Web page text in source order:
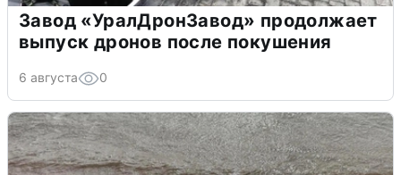
Завод «УралДронЗавод» продолжает
выпуск дронов после покушения
6 августа 0